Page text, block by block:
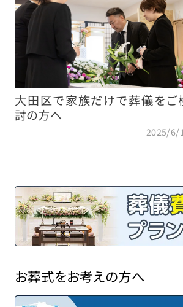
大田区で家族だけで葬儀をご
討の方へ
2025/6/
お葬式をお考えの方へ